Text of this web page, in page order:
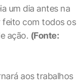
um dia antes na
feito com todos os
ação. (Fonte:
aos trabalhos